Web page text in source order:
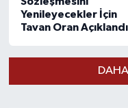
Yenileyecekler İçin
Tavan Oran